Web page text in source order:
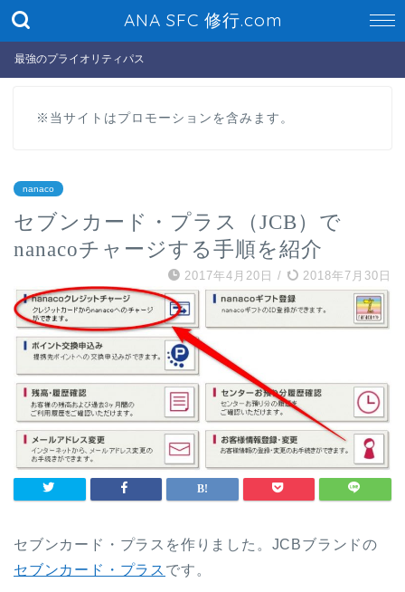
ANA SFC 修行.com
最強のプライオリティパス
※当サイトはプロモーションを含みます。
nanaco
セブンカード・プラス（JCB）で
nanacoチャージする手順を紹介
2017年4月20日 / 2018年7月30日
セブンカード・プラスを作りました。JCBブランドの
セブンカード・プラス です。